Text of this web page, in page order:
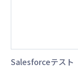
Salesforceテスト